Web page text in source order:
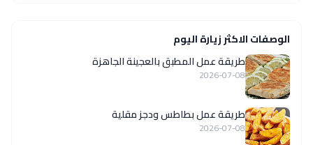
الوصفات الاكثر زيارة اليوم
طريقة عمل المطبق بالعجينة الجاهزة
2026-07-08
طريقة عمل بطاطس ودجز مقلية
2026-07-08